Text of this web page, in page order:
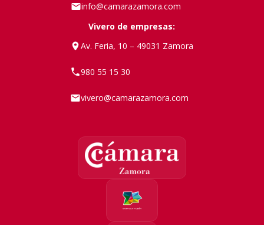
info@camarazamora.com
Vivero de empresas:
Av. Feria, 10 – 49031 Zamora
980 55 15 30
vivero@camarazamora.com